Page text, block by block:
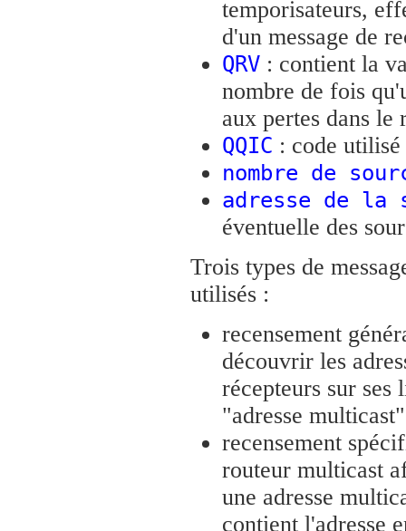
temporisateurs,
d'un message de
QRV : contient la
nombre de fois
aux pertes dans le
QQIC : code
nombre de
adresse de la
éventuelle des
Trois types de
utilisés :
recensement
découvrir les
récepteurs sur ses
"adresse
recensement
routeur multicast
une adresse
contient l'adresse